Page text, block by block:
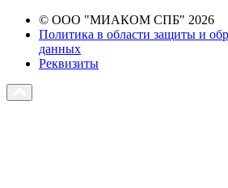
© ООО "МИАКОМ СПБ" 2026
Политика в области защиты и
данных
Реквизиты